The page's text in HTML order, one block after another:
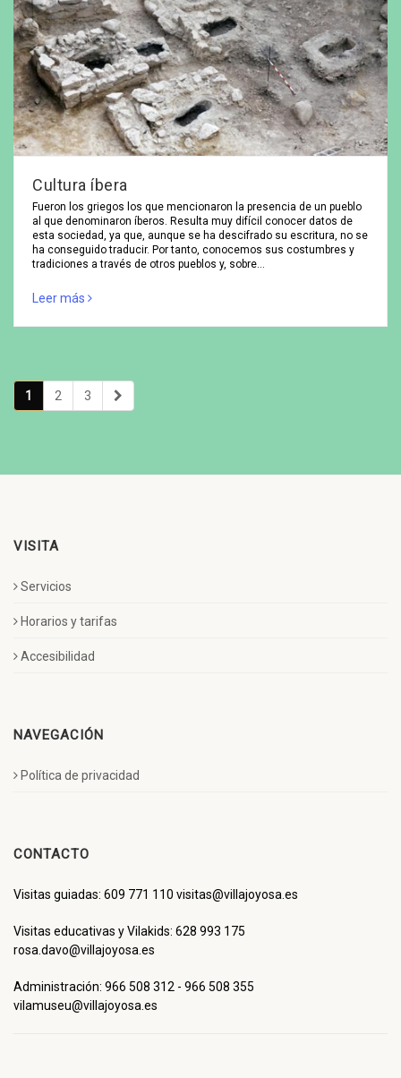
Cultura íbera
Fueron los griegos los que mencionaron la presencia de un pueblo
al que denominaron íberos. Resulta muy difícil conocer datos de
esta sociedad, ya que, aunque se ha descifrado su escritura, no se
ha conseguido traducir. Por tanto, conocemos sus costumbres y
tradiciones a través de otros pueblos y, sobre…
Leer más
1 2 3
VISITA
Servicios
Horarios y tarifas
Accesibilidad
NAVEGACIÓN
Política de privacidad
CONTACTO
Visitas guiadas: 609 771 110 visitas@villajoyosa.es
Visitas educativas y Vilakids: 628 993 175
rosa.davo@villajoyosa.es
Administración: 966 508 312 - 966 508 355
vilamuseu@villajoyosa.es